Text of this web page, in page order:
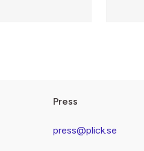
Press
press@plick.se